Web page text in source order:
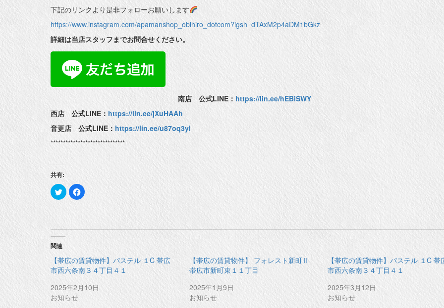
下記のリンクより是非フォローお願いします
https://www.instagram.com/apamanshop_obihiro_dotcom?igsh=dTAxM2p4aDM1bGkz
詳細は当店スタッフまでお問合せください。
南店 公式LINE： https://lin.ee/hEBiSWY
西店 公式LINE： https://lin.ee/jXuHAAh
音更店 公式LINE： https://lin.ee/u87oq3yl
******************************
共有:
ク
リ
w
i
r
で
共
(
新
し
い
F
a
k
す
る
に
は
リ
ッ
関連
【帯広の賃貸物件】パステル １C 帯広
市西六条南３４丁目４１
2025年2月10日
お知らせ
【帯広の賃貸物件】 フォレスト新町Ⅱ
帯広市新町東１１丁目
2025年1月9日
お知らせ
【帯広の賃貸物件】パステル １C 帯
市西六条南３４丁目４１
2025年3月12日
お知らせ